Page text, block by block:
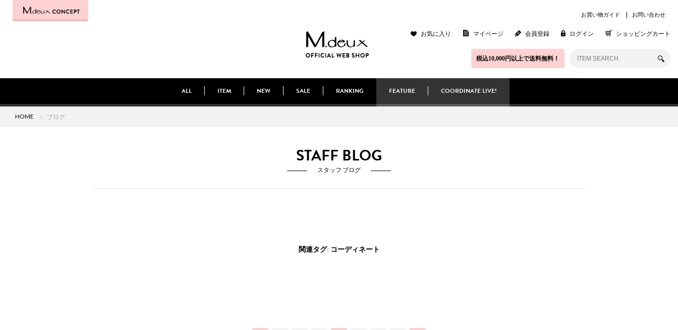
お買い物ガイド お問い合わせ
お気に入り マイページ 会員登録 ログイン ショッピングカート
税込10,000円以上で送料無料！
ALL ITEM NEW SALE RANKING FEATURE COORDINATE LIVE!
HOME ブログ
STAFF BLOG
スタッフ ブログ
関連タグ: コーディネート